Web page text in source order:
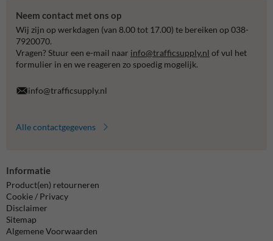
Neem contact met ons op
Wij zijn op werkdagen (van 8.00 tot 17.00) te bereiken op 038-
7920070.
Vragen? Stuur een e-mail naar info@trafficsupply.nl of vul het
formulier in en we reageren zo spoedig mogelijk.
info@trafficsupply.nl
Alle contactgegevens
Informatie
Product(en) retourneren
Cookie / Privacy
Disclaimer
Sitemap
Algemene Voorwaarden